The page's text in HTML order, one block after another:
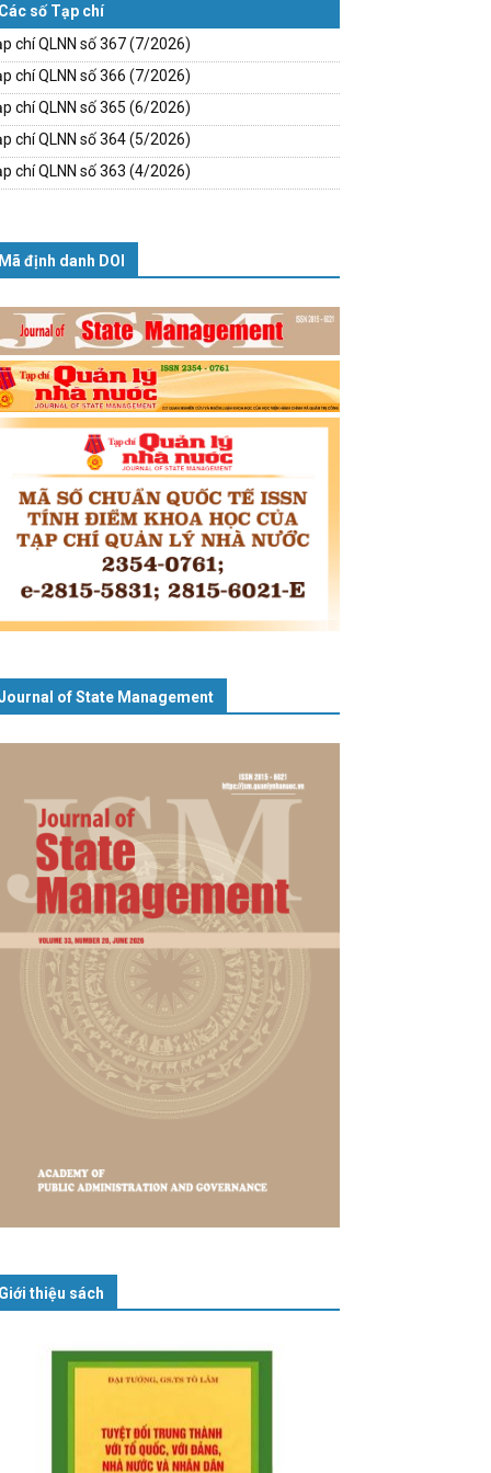
Các số Tạp chí
chí QLNN số 367 (7/2026)
chí QLNN số 366 (7/2026)
chí QLNN số 365 (6/2026)
chí QLNN số 364 (5/2026)
chí QLNN số 363 (4/2026)
Mã định danh DOI
of State Management
Giới thiệu sách